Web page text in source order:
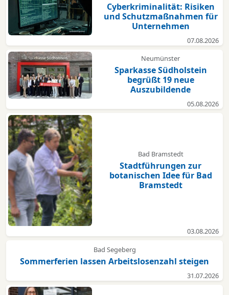
Cyberkriminalität: Risiken
und Schutzmaßnahmen für
Unternehmen
07.08.2026
Neumünster
Sparkasse Südholstein
begrüßt 19 neue
Auszubildende
05.08.2026
Bad Bramstedt
Stadtführungen zur
botanischen Idee für Bad
Bramstedt
03.08.2026
Bad Segeberg
Sommerferien lassen Arbeitslosenzahl steigen
31.07.2026